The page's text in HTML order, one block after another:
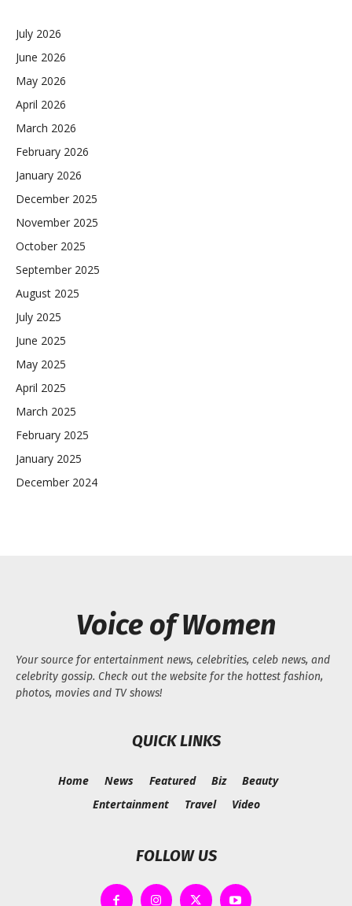
July 2026
June 2026
May 2026
April 2026
March 2026
February 2026
January 2026
December 2025
November 2025
October 2025
September 2025
August 2025
July 2025
June 2025
May 2025
April 2025
March 2025
February 2025
January 2025
December 2024
Voice of Women
Your source for entertainment news, celebrities, celeb news, and
celebrity gossip. Check out the website for the hottest fashion,
photos, movies and TV shows!
QUICK LINKS
Home News Featured Biz
Beauty
Entertainment
Travel Video
FOLLOW US